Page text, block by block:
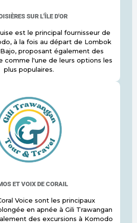
SUR L'ÎLE D'OR
est le principal fournisseur de
à la fois au départ de Lombok
proposant également des
comme l'une de leurs options les
plus populaires.
ET VOIX DE CORAIL
Voice sont les principaux
en apnée à Gili Trawangan
des excursions à Komodo